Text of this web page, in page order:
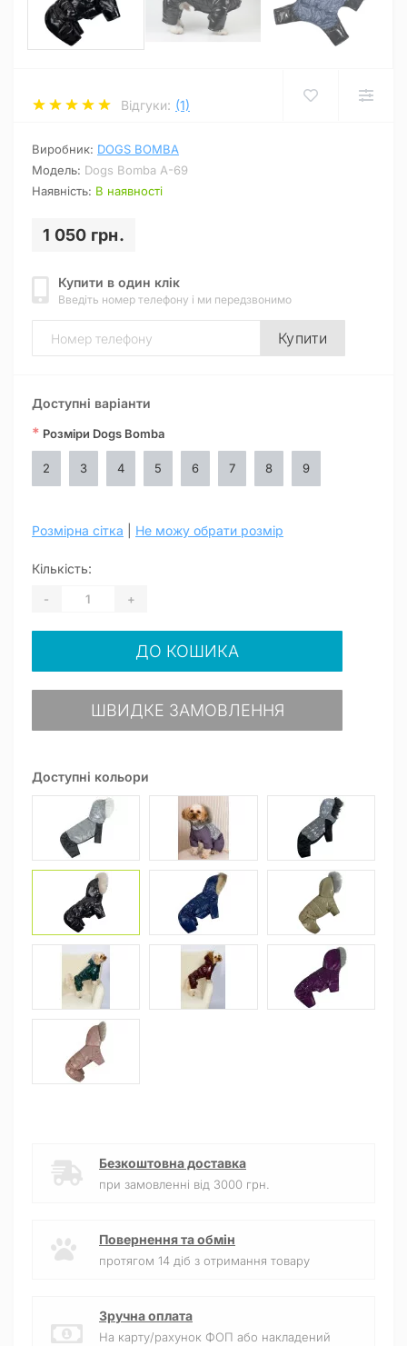
Відгуки: (1)
Виробник: DOGS BOMBA
Модель: Dogs Bomba A-69
Наявність: В наявності
1 050 грн.
Купити в один клік
Введіть номер телефону і ми передзвонимо
Купити
Доступні кольори
Доступні варіанти
* Розміри Dogs Bomba
2 3 4 5 6 7 8 9
Розмірна сітка Не можу обрати розмір
Кількість:
- +
ДО КОШИКА
ШВИДКЕ ЗАМОВЛЕННЯ
Безкоштовна доставка
при замовленні від 3000 грн.
Повернення та обмін
протягом 14 діб з отримання товару
Зручна оплата
На карту/рахунок ФОП або накладений